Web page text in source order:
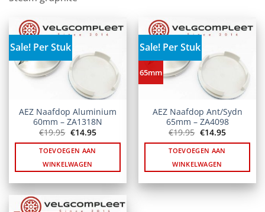
Sale! Per Stuk
AEZ Naafdop Aluminium
60mm – ZA1318N
€19.95 Oorspronkelijke
was:
€19.95.
€14.95Huidige
is:
TOEVOEGEN AAN
WINKELWAGEN
Sale! Per Stuk
65mm
AEZ Naafdop Ant/Sydn
65mm – ZA4098
€19.95 Oorspronkelijke
was:
€19.95.
€14.95Huidige
is:
TOEVOEGEN AAN
WINKELWAGEN